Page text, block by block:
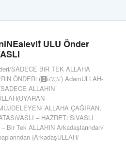
ULU Önder
SADECE BiR TEK ALLAHA
ÖNDERi (🅱️ℹ️𝓛𝓔𝓝) AdamULLAH-
ALLAHIN
ALLAHA ÇAĞIRAN,
– HAZRETi SiVASLI
Bir Tek ALLAHIN Arkadaşlarından/
{ArkadaşULLAH/